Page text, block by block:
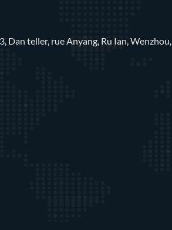
Dan teller, rue Anyang, Ru Ian, Wenzhou,